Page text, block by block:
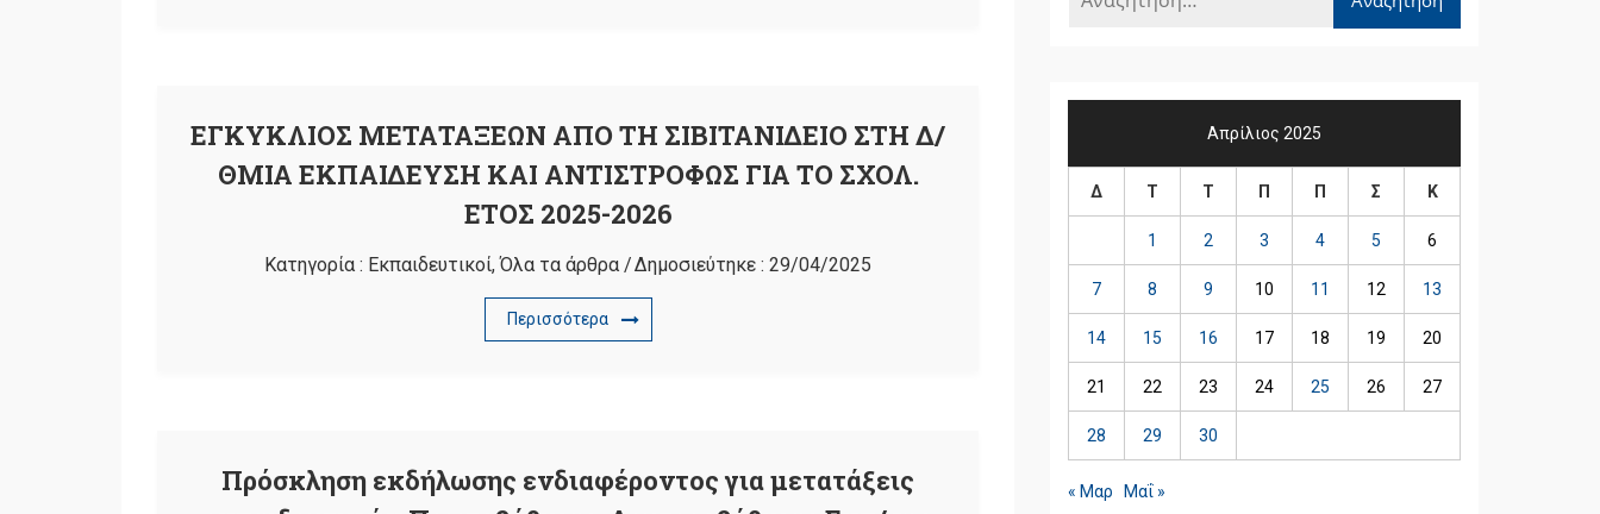
ΕΓΚΥΚΛΙΟΣ ΜΕΤΑΤΑΞΕΩΝ ΑΠΟ ΤΗ ΣΙΒΙΤΑΝΙΔΕΙΟ ΣΤΗ Δ/
ΘΜΙΑ ΕΚΠΑΙΔΕΥΣΗ ΚΑΙ ΑΝΤΙΣΤΡΟΦΩΣ ΓΙΑ ΤΟ ΣΧΟΛ.
ΕΤΟΣ 2025-2026
Κατηγορία : Εκπαιδευτικοί,Όλα τα άρθρα /Δημοσιεύτηκε : 29/04/2025
Περισσότερα
Πρόσκληση εκδήλωσης ενδιαφέροντος για μετατάξεις
Απρίλιος 2025
Δ Τ Τ Π Π Σ Κ
1 2 3 4 5 6
7 8 9 10 11 12 13
14 15 16 17 18 19 20
21 22 23 24 25 26 27
28 29 30
« Μαρ Μαΐ »